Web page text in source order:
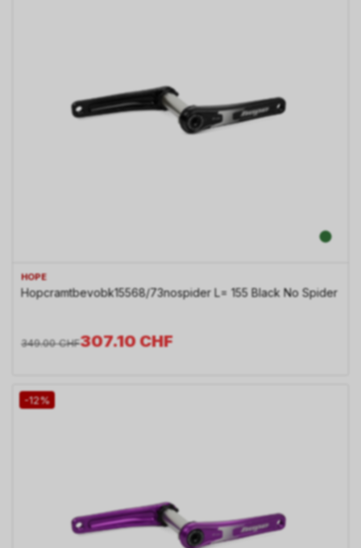
HOPE
Hopcramtbevobk15568/73nospider L= 155 Black No Spider
307.10CHF
349.00 CHF
-12%